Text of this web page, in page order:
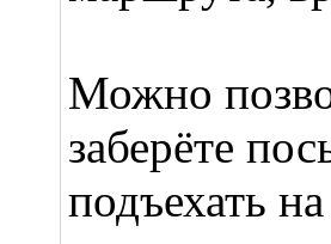
Можно
заберёте
подъехать